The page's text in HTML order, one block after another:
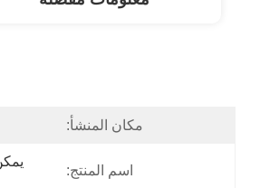
مكان المنشأ:
اسم المنتج: